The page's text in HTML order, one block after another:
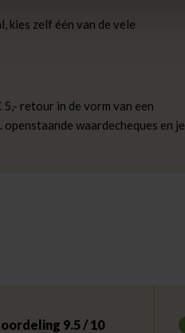
kies zelf één van de vele
retour in de vorm van een
waardecheques en je
9.5 / 10